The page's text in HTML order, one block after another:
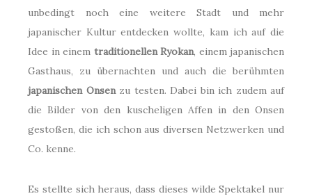
unbedingt noch eine weitere Stadt und mehr
japanischer Kultur entdecken wollte, kam ich auf die
Idee in einem traditionellen Ryokan, einem japanischen
Gasthaus, zu übernachten und auch die berühmten
japanischen Onsenzu testen. Dabei bin ich zudem auf
die Bilder von den kuscheligen Affen in den Onsen
gestoßen, die ich schon aus diversen Netzwerken und
Co. kenne.
Es stellte sich heraus, dass dieses wilde Spektakel nur